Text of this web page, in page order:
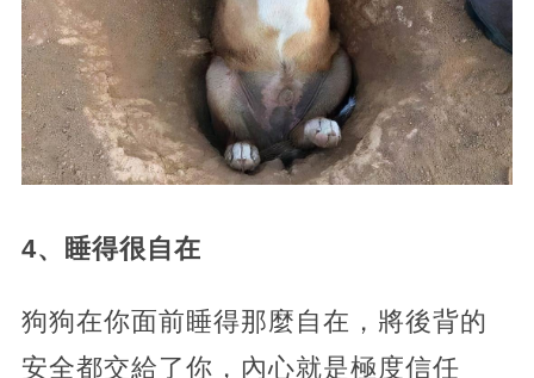
4、睡得很自在
狗狗在你面前睡得那麼自在，將後背的
安全都交給了你，內心就是極度信任